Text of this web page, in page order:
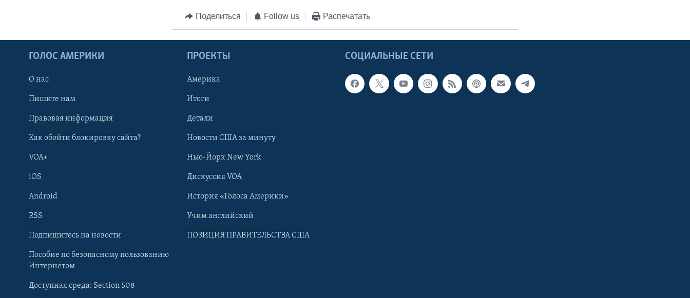
Learning English
Поделиться Follow us Распечатать
СОЦИАЛЬНЫЕ СЕТИ
ГОЛОС АМЕРИКИ
О нас
Пишите нам
Правовая информация
Как обойти блокировку сайта?
VOA+
iOS
Android
RSS
Подпишитесь на новости
Пособие по безопасному пользованию
Интернетом
Доступная среда: Section 508
ПРОЕКТЫ
Америка
Итоги
Детали
Новости США за минуту
Нью-Йорк New York
Дискуссия VOA
История «Голоса Америки»
Учим английский
ПОЗИЦИЯ ПРАВИТЕЛЬСТВА США